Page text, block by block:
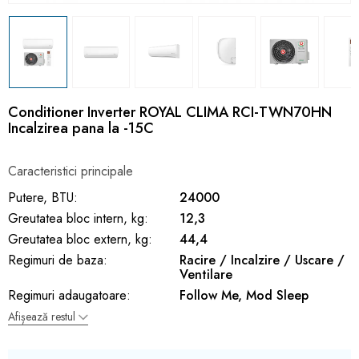
Conditioner Inverter ROYAL CLIMA RCI-TWN70HN
Incalzirea pana la -15C
Caracteristici principale
Putere, BTU:
24000
Greutatea bloc intern, kg:
12,3
Greutatea bloc extern, kg:
44,4
Regimuri de baza:
Racire / Incalzire / Uscare /
Ventilare
Regimuri adaugatoare:
Follow Me, Mod Sleep
Afișează restul